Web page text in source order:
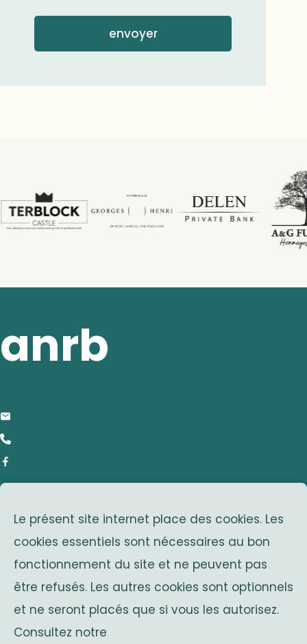
Le présent site internet place des cookies. Les
cookies essentiels sont nécessaires au bon
fonctionnement du site et ne peuvent pas
être refusés. Les autres cookies sont optionnels
et ne seront placés que si vous les autorisez.
Consultez notre
envoyer
anrb
adresse
Avenue Franklin Roosevelt 25
1050 Bruxelles
Belgium
associations sœurs